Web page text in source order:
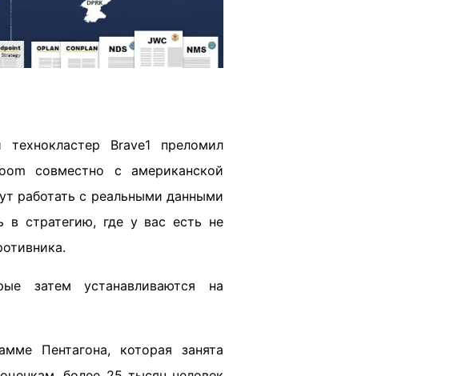
Brave1 преломил
совместно с американской
работать с реальными данными
в стратегию, где у вас есть не
затем устанавливаются на
Пентагона, которая занята